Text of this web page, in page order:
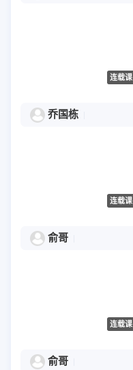
连载课
乔国栋
连载课
俞哥
连载课
俞哥